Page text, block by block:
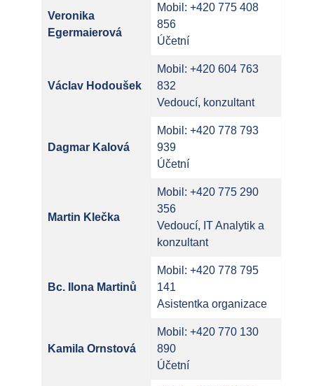
Veronika
Egermaierová
Mobil: +420 775 408
856
Účetní
Václav Hodoušek
Mobil: +420 604 763
832
Vedoucí, konzultant
Dagmar Kalová
Mobil: +420 778 793
939
Účetní
Martin Klečka
Mobil: +420 775 290
356
Vedoucí, IT Analytik a
konzultant
Bc. Ilona Martinů
Mobil: +420 778 795
141
Asistentka organizace
Kamila Ornstová
Mobil: +420 770 130
890
Účetní